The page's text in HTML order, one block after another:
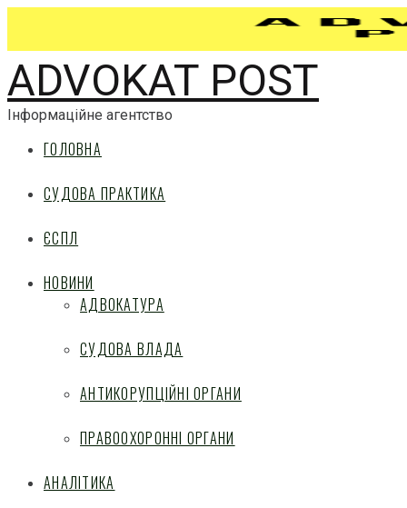
ADVOKAT POST
Інформаційне агентство
ГОЛОВНА
СУДОВА ПРАКТИКА
ЄСПЛ
НОВИНИ
АДВОКАТУРА
СУДОВА ВЛАДА
АНТИКОРУПЦІЙНІ ОРГАНИ
ПРАВООХОРОННІ ОРГАНИ
АНАЛІТИКА